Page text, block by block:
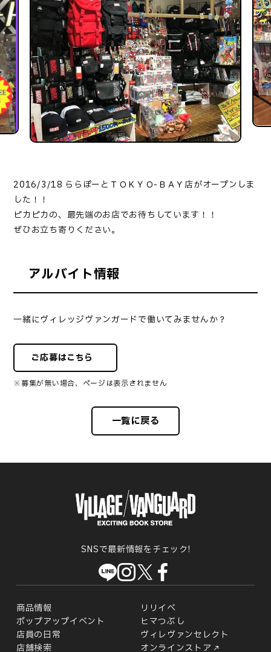
2016/3/18 ららぽーとＴＯＫＹＯ-ＢＡＹ店がオープンしま
した！！
ピカピカの、最先端のお店でお待ちしています！！
ぜひお立ち寄りください。
アルバイト情報
一緒にヴィレッジヴァンガードで働いてみませんか？
ご応募はこちら
※募集が無い場合、ページは表示されません
一覧に戻る
SNSで最新情報をチェック!
商品情報
リリイベ
ポップアップイベント
ヒマつぶし
店員の日常
ヴィレヴァンセレクト
店舗検索
オンラインストア